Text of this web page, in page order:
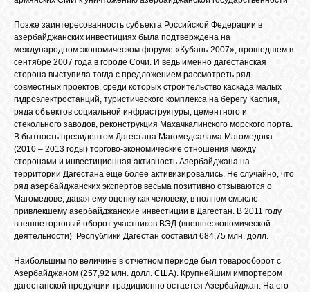
Позже заинтересованность субъекта Российской Федерации в
азербайджанских инвестициях была подтверждена на
международном экономическом форуме «Кубань-2007», прошедшем в
сентябре 2007 года в городе Сочи. И ведь именно дагестанская
сторона выступила тогда с предложением рассмотреть ряд
совместных проектов, среди которых строительство каскада малых
гидроэлектростанций, туристического комплекса на берегу Каспия,
ряда объектов социальной инфраструктуры, цементного и
стекольного заводов, реконструкция Махачкалинского морского порта.
В бытность президентом Дагестана Магомедсалама Магомедова
(2010 – 2013 годы) торгово-экономические отношения между
сторонами и инвестиционная активность Азербайджана на
территории Дагестана еще более активизировались. Не случайно, что
ряд азербайджанских экспертов весьма позитивно отзываются о
Магомедове, давая ему оценку как человеку, в полном смысле
привлекшему азербайджанские инвестиции в Дагестан. В 2011 году
внешнеторговый оборот участников ВЭД (внешнеэкономической
деятельности) Республики Дагестан составил 684,75 млн. долл.
Наибольшим по величине в отчетном периоде был товарооборот с
Азербайджаном (257,92 млн. долл. США). Крупнейшим импортером
дагестанской продукции традиционно остается Азербайджан. На его